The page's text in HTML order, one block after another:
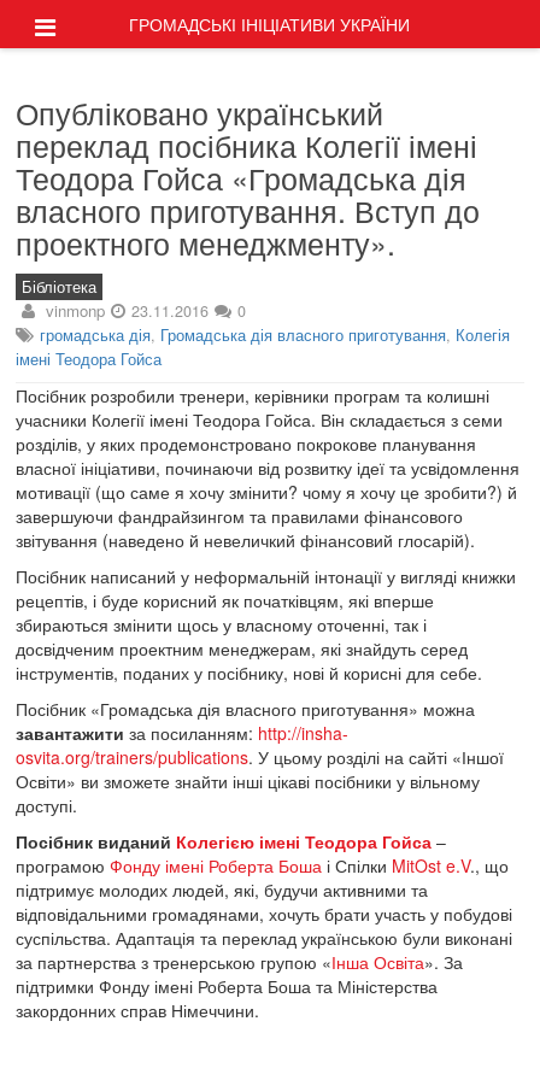
ГРОМАДСЬКІ ІНІЦІАТИВИ УКРАЇНИ
Опубліковано український
переклад посібника Колегії імені
Теодора Гойса «Громадська дія
власного приготування. Вступ до
проектного менеджменту».
Бібліотека
vinmonp 23.11.2016
0
громадська дія, Громадська дія власного приготування, Колегія
імені Теодора Гойса
Посібник розробили тренери, керівники програм та колишні
учасники Колегії імені Теодора Гойса. Він складається з семи
розділів, у яких продемонстровано покрокове планування
власної ініціативи, починаючи від розвитку ідеї та усвідомлення
мотивації (що саме я хочу змінити? чому я хочу це зробити?) й
завершуючи фандрайзингом та правилами фінансового
звітування (наведено й невеличкий фінансовий глосарій).
Посібник написаний у неформальній інтонації у вигляді книжки
рецептів, і буде корисний як початківцям, які вперше
збираються змінити щось у власному оточенні, так і
досвідченим проектним менеджерам, які знайдуть серед
інструментів, поданих у посібнику, нові й корисні для себе.
Посібник «Громадська дія власного приготування» можна
завантажити за посиланням: http://insha-
osvita.org/trainers/publications. У цьому розділі на сайті «Іншої
Освіти» ви зможете знайти інші цікаві посібники у вільному
доступі.
Посібник виданий Колегією імені Теодора Гойса –
програмою Фонду імені Роберта Бошаі Спілки MitOst e.V., що
підтримує молодих людей, які, будучи активними та
відповідальними громадянами, хочуть брати участь у побудові
суспільства. Адаптація та переклад українською були виконані
за партнерства з тренерською групою «Інша Освіта». За
підтримки Фонду імені Роберта Боша та Міністерства
закордонних справ Німеччини.